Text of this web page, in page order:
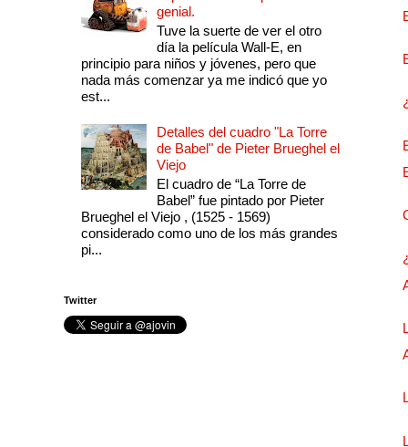
genial.
Tuve la suerte de ver el otro
día la película Wall-E, en
principio para niños y jóvenes, pero que
nada más comenzar ya me indicó que yo
est...
Detalles del cuadro "La Torre
de Babel" de Pieter Brueghel el
Viejo
El cuadro de “La Torre de
Babel” fue pintado por Pieter
Brueghel el Viejo , (1525 - 1569)
considerado como uno de los más grandes
pi...
Twitter